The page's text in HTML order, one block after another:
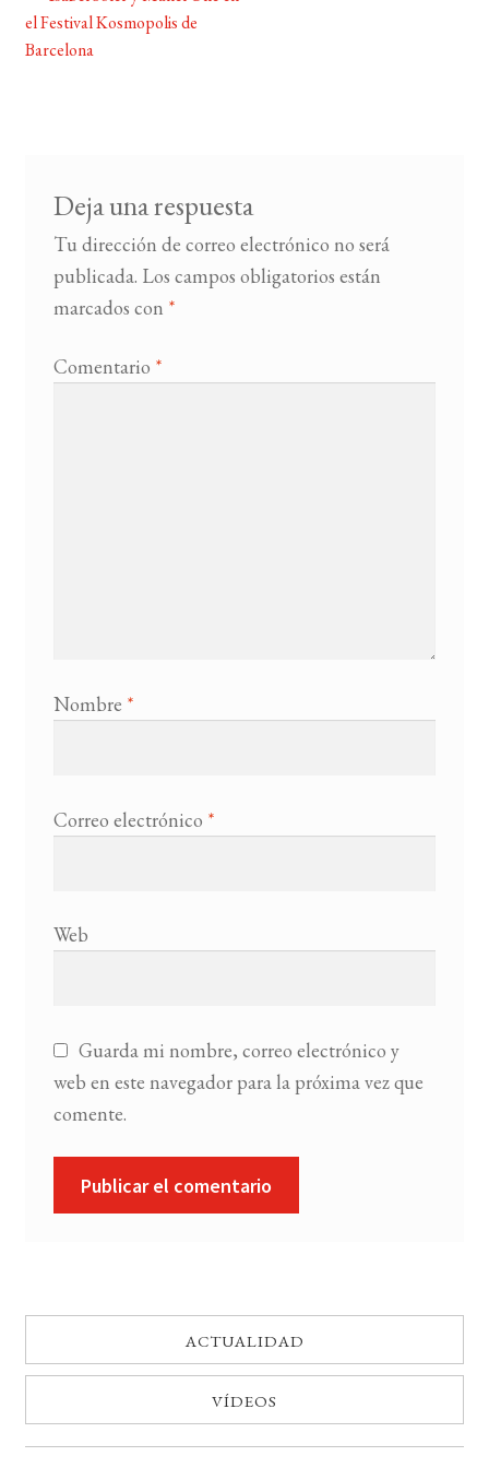
de
el Festival Kosmopolis de
Barcelona
Deja una respuesta
Tu dirección de correo electrónico no será
publicada. Los campos obligatorios están
marcados con *
Comentario *
Nombre *
Correo electrónico *
Web
Guarda mi nombre, correo electrónico y
web en este navegador para la próxima vez que
comente.
ACTUALIDAD
VÍDEOS